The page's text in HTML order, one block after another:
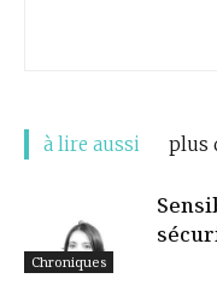
à lire aussi plus
Chroniques